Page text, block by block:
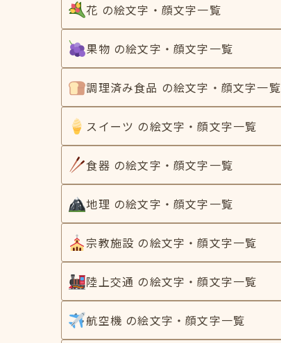
花 の絵文字・顔文字一覧
果物 の絵文字・顔文字一覧
調理済み食品 の絵文字・顔文字一覧
スイーツ の絵文字・顔文字一覧
食器 の絵文字・顔文字一覧
地理 の絵文字・顔文字一覧
宗教施設 の絵文字・顔文字一覧
陸上交通 の絵文字・顔文字一覧
航空機 の絵文字・顔文字一覧